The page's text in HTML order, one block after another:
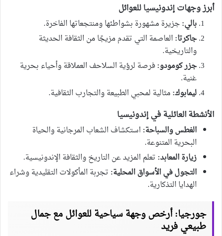
أبرز وجهات إندونيسيا للعوائل
بالي:جزيرة مشهورة بشواطئها ومنتجعاتها الفاخرة.
جاكرتا: العاصمة التي تقدم مزيجًا من الثقافة الحديثة
والتاريخية.
جزر كومودو:فرصة لرؤية السلاحف العملاقة وأحياء بحرية
غنية.
ليمابوك:مثالية لمحبي الطبيعة والتجارب الثقافية.
الأنشطة العائلية في إندونيسيا
الغطس والسباحة: استكشاف الشعاب المرجانية والحياة
البحرية المتنوعة.
زيارة المعابد: تعلم المزيد عن التاريخ والثقافة الإندونيسية.
التجول في الأسواق المحلية: تجربة المأكولات التقليدية وشراء
الهدايا التذكارية.
جورجيا: أرخص وجهة سياحية للعوائل مع جمال
طبيعي فريد